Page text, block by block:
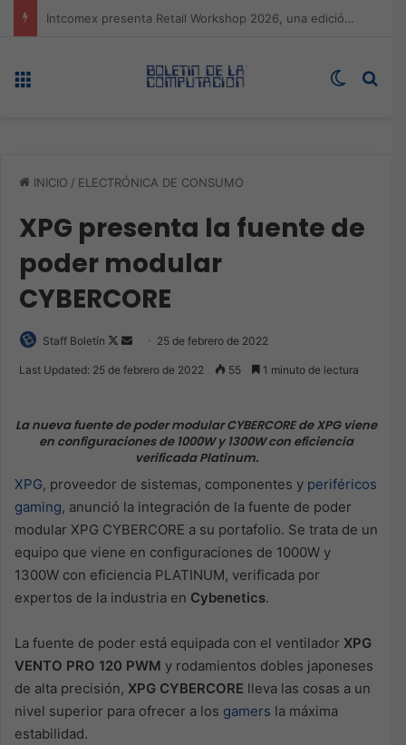
Expo technology CDMX, nueva sede con récord de audiencia
Switch
INICIO / ELECTRÓNICA DE CONSUMO
XPG presenta la fuente de
poder modular
CYBERCORE
Staff Boletín
Follow
Send 25 de febrero de 2022
Last Updated: 25 de febrero de 2022 55 1 minuto de lectura
La nueva fuente de poder modular CYBERCORE de XPG viene
en configuraciones de 1000W y 1300W con eficiencia
verificada Platinum.
XPG, proveedor de sistemas, componentes y periféricos
gaming, anunció la integración de la fuente de poder
modular XPG CYBERCORE a su portafolio. Se trata de un
equipo que viene en configuraciones de 1000W y
1300W con eficiencia PLATINUM, verificada por
expertos de la industria en Cybenetics.
La fuente de poder está equipada con el ventilador XPG
VENTO PRO 120 PWM y rodamientos dobles japoneses
de alta precisión, XPG CYBERCORE lleva las cosas a un
nivel superior para ofrecer a los gamers la máxima
estabilidad.